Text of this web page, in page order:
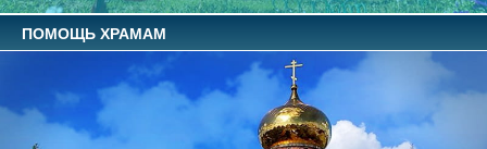
ПОМОЩЬ ХРАМАМ